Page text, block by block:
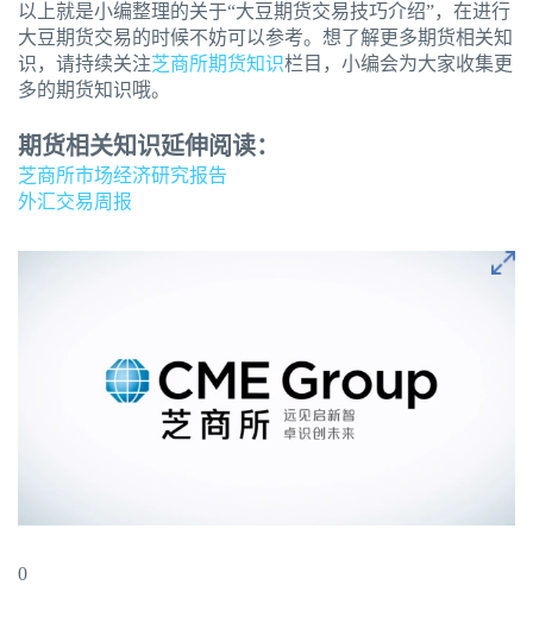
以上就是小编整理的关于“大豆期货交易技巧介绍”，在进行
大豆期货交易的时候不妨可以参考。想了解更多期货相关知
识，请持续关注芝商所期货知识栏目，小编会为大家收集更
多的期货知识哦。
期货相关知识延伸阅读：
芝商所市场经济研究报告
外汇交易周报
0